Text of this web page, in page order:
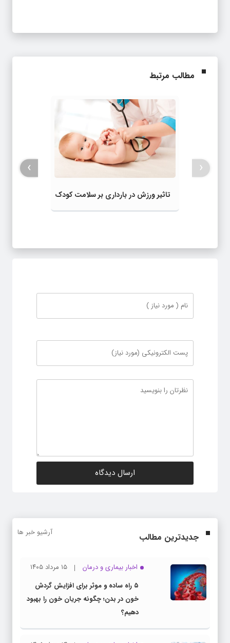
مطالب مرتبط
تاثیر ورزش در بارداری بر سلامت کودک
‹
›
جدیدترین مطالب آرشیو خبر ها
اخبار بیماری و درمان
۱۵ مرداد ۱۴۰۵
۵ راه ساده و موثر برای افزایش گردش
خون در بدن؛ چگونه جریان خون را بهبود
دهیم؟